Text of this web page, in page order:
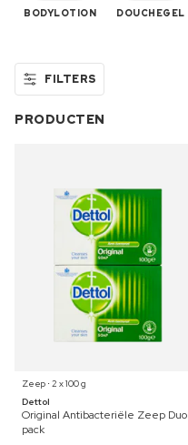
BODYLOTION DOUCHEGEL
FILTERS
PRODUCTEN
Zeep ⋅ 2 x 100 g
Dettol
Original Antibacteriële Zeep Duo
pack